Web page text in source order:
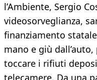
l’Ambiente, Sergio
videosorveglianza,
finanziamento
mano e giù
toccare i rifiuti
telecamere. Da una